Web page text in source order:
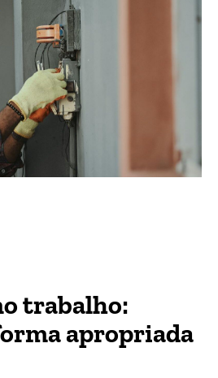
trabalho:
apropriada